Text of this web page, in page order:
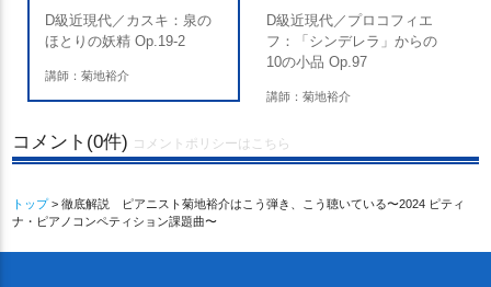
D級近現代／カスキ：泉の
ほとりの妖精 Op.19-2
講師：菊地裕介
D級近現代／プロコフィエ
フ：「シンデレラ」からの
10の小品 Op.97
講師：菊地裕介
コメント(0件) コメントポリシーはこちら
トップ> 徹底解説 ピアニスト菊地裕介はこう弾き、こう聴いている〜2024 ピティ
ナ・ピアノコンペティション課題曲〜